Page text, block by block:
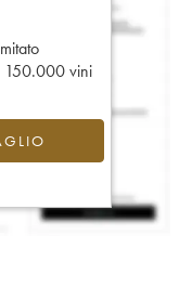
150.000 vini